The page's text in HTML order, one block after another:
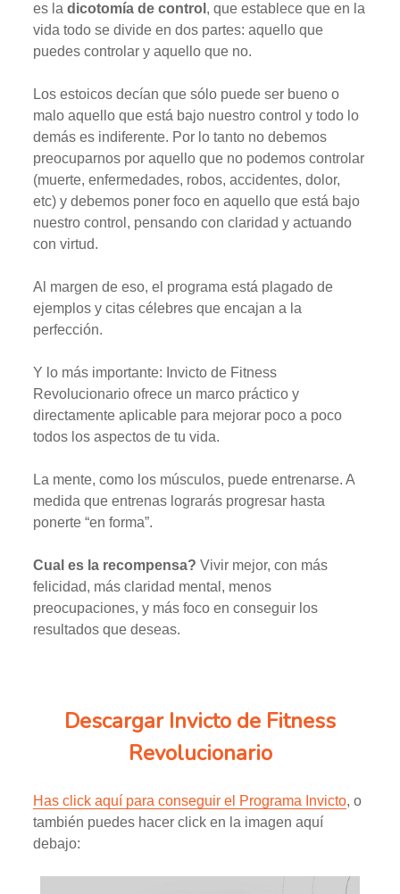
es ladicotomía de control , que establece que en la
vida todo se divide en dos partes: aquello que
puedes controlar y aquello que no.
Los estoicos decían que sólo puede ser bueno o
malo aquello que está bajo nuestro control y todo lo
demás es indiferente. Por lo tanto no debemos
preocuparnos por aquello que no podemos controlar
(muerte, enfermedades, robos, accidentes, dolor,
etc) y debemos poner foco en aquello que está bajo
nuestro control, pensando con claridad y actuando
con virtud.
Al margen de eso, el programa está plagado de
ejemplos y citas célebres que encajan a la
perfección.
Y lo más importante: Invicto de Fitness
Revolucionario ofrece un marco práctico y
directamente aplicable para mejorar poco a poco
todos los aspectos de tu vida.
La mente, como los músculos, puede entrenarse. A
medida que entrenas lograrás progresar hasta
ponerte “en forma”.
Cual es la recompensa? Vivir mejor, con más
felicidad, más claridad mental, menos
preocupaciones, y más foco en conseguir los
resultados que deseas.
Descargar Invicto de Fitness
Revolucionario
Has click aquí para conseguir el Programa Invicto, o
también puedes hacer click en la imagen aquí
debajo: